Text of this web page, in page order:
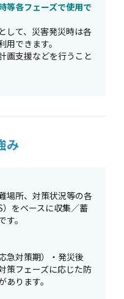
等各フェーズで使用で
して、災害発災時は各
できます。
画支援などを行うこと
み
場所、対策状況等の各
をベースに収集／蓄
。
急対策期）・発災後
策フェーズに応じた防
ります。